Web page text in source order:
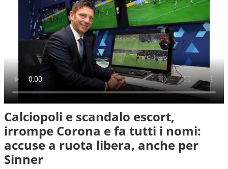
Calciopoli e scandalo escort,
irrompe Corona e fa tutti i nomi:
accuse a ruota libera, anche per
Sinner